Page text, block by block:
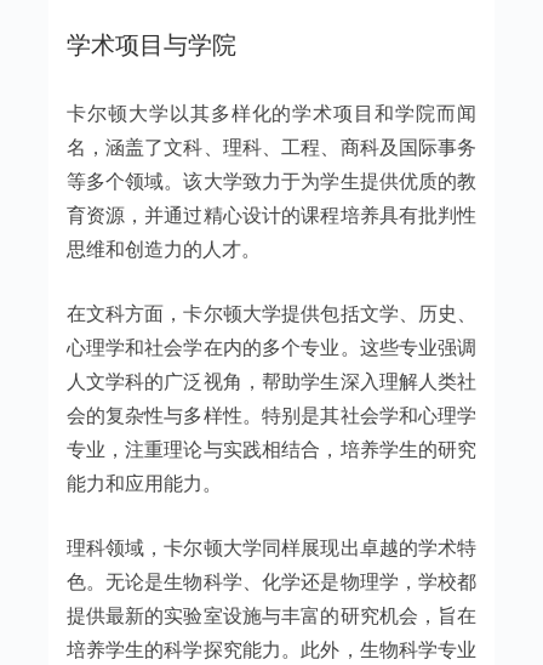
学术项目与学院
卡尔顿大学以其多样化的学术项目和学院而闻
名，涵盖了文科、理科、工程、商科及国际事务
等多个领域。该大学致力于为学生提供优质的教
育资源，并通过精心设计的课程培养具有批判性
思维和创造力的人才。
在文科方面，卡尔顿大学提供包括文学、历史、
心理学和社会学在内的多个专业。这些专业强调
人文学科的广泛视角，帮助学生深入理解人类社
会的复杂性与多样性。特别是其社会学和心理学
专业，注重理论与实践相结合，培养学生的研究
能力和应用能力。
理科领域，卡尔顿大学同样展现出卓越的学术特
色。无论是生物科学、化学还是物理学，学校都
提供最新的实验室设施与丰富的研究机会，旨在
培养学生的科学探究能力。此外，生物科学专业